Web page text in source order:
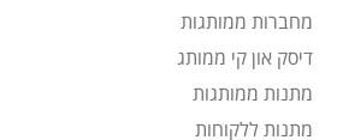
מחברות ממותגות
דיסק און קי ממותג
מתנות ממותגות
מתנות ללקוחות